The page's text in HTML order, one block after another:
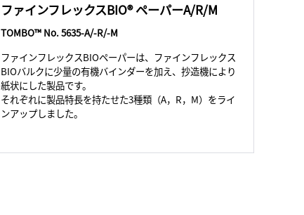
ファインフレックスBIO® ペーパーA/R/M
TOMBO™ No. 5635-A/-R/-M
ファインフレックスBIOペーパーは、ファインフレックス
BIOバルクに少量の有機バインダーを加え、抄造機により
紙状にした製品です。
それぞれに製品特長を持たせた3種類（A，R，M）をライ
ンアップしました。